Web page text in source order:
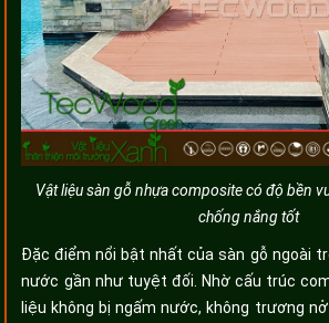
Vật liệu sàn gỗ nhựa composite có độ bền
chống nắng tốt
Đặc điểm nổi bật nhất của sàn gỗ ngoài
nước gần như tuyệt đối. Nhờ cấu trúc
liệu không bị ngấm nước, không trương